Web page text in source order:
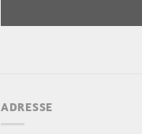
ADRESSE